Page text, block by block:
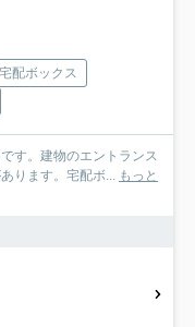
宅配ボックス
す。建物のエントランス
ります。宅配ボ... もっと